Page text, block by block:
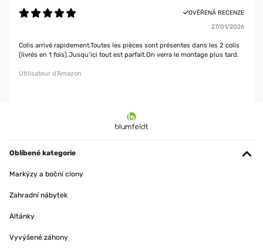
OVĚŘENÁ RECENZE
27/01/2026
Colis arrivé rapidement.Toutes les pièces sont présentes dans les 2 colis
(livrés en 1 fois).Jusqu’ici tout est parfait.On verra le montage plus tard.
Utilisateur d'Amazon
Oblíbené kategorie
Markýzy a boční clony
Zahradní nábytek
Altánky
Vyvýšené záhony